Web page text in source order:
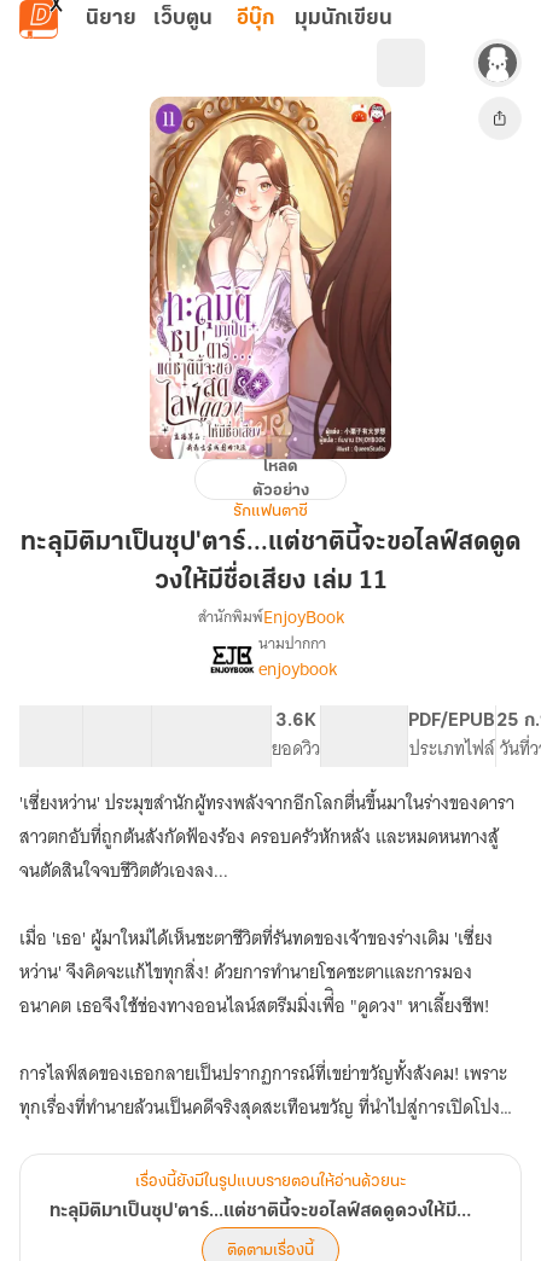
ข้ามไปยังเนื้อหาหลัก
นิยาย เว็บตูน อีบุ๊ก มุมนักเขียน
มา
เป็น
ซุป'ตาร์...แต่
ขอ
สด
ดูด
วง
ให้
มีชื่อ
เล่ม
11
โหลด
ตัวอย่าง
รักแฟนตาซี
ทะลุมิติมาเป็นซุป'ตาร์...แต่ชาตินี้จะขอไลฟ์สดดูด
วงให้มีชื่อเสียง เล่ม 11
เรื่อง
ทะลุ
มิติ
มา
เป็น
ซุป'ตาร์...แต่
ชาติ
นี้
จะ
สด
ดูด
วง
ให้
มีชื่อ
สำนักพิมพ์EnjoyBook
นามปากกา
enjoybook
3.6K
ยอดวิว
PDF/EPUB
ประเภทไฟล์
25 ก
วันที่
'เซี่ยงหว่าน' ประมุขสำนักผู้ทรงพลังจากอีกโลกตื่นขึ้นมาในร่างของดารา
สาวตกอับที่ถูกต้นสังกัดฟ้องร้อง ครอบครัวหักหลัง และหมดหนทางสู้
จนตัดสินใจจบชีวิตตัวเองลง...
เมื่อ 'เธอ' ผู้มาใหม่ได้เห็นชะตาชีวิตที่รันทดของเจ้าของร่างเดิม 'เซี่ยง
หว่าน' จึงคิดจะแก้ไขทุกสิ่ง! ด้วยการทำนายโชคชะตาและการมอง
อนาคต เธอจึงใช้ช่องทางออนไลน์สตรีมมิ่งเพื่ิอ "ดูดวง" หาเลี้ยงชีพ!
การไลฟ์สดของเธอกลายเป็นปรากฏการณ์ที่เขย่าขวัญทั้งสังคม! เพราะ
ทุกเรื่องที่ทำนายล้วนเป็นคดีจริงสุดสะเทือนขวัญ ที่นำไปสู่การเปิดโปง
440)
เรื่องนี้ยังมีในรูปแบบรายตอนให้อ่านด้วยนะ
ทะลุมิติมาเป็นซุป'ตาร์...แต่ชาตินี้จะขอไลฟ์สดดูดวงให้มีชื่อเสียง
ติดตามเรื่องนี้